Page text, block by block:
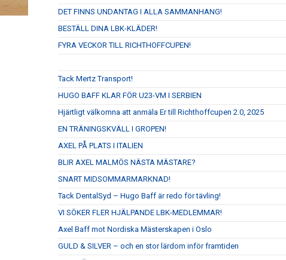
DET FINNS UNDANTAG I ALLA SAMMANHANG!
BESTÄLL DINA LBK-KLÄDER!
FYRA VECKOR TILL RICHTHOFFCUPEN!
Tack Mertz Transport!
HUGO BAFF KLAR FÖR U23-VM I SERBIEN
Hjärtligt välkomna att anmäla Er till Richthoffcupen 2.0, 2025
EN TRÄNINGSKVÄLL I GROPEN!
AXEL PÅ PLATS I ITALIEN
BLIR AXEL MALMÖS NÄSTA MÄSTARE?
SNART MIDSOMMARMARKNAD!
Tack DentalSyd – Hugo Baff är redo för tävling!
VI SÖKER FLER HJÄLPANDE LBK-MEDLEMMAR!
Axel Baff mot Nordiska Mästerskapen i Oslo
GULD & SILVER – och en stor lärdom inför framtiden